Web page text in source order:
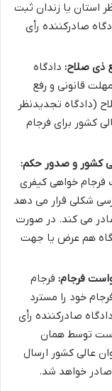
استان یا زندان ثبت
صادرکننده رأی
دادگاه
قانونی و رفع
(دادگاه تجدیدنظر
کشور برای فرجام
خواهی کیفری
بررسی شکلی قرار می دهد
صادر می کند. در صورت
هم عرض یا جهت
فرجام
خود را مسترد
صادرکننده رأی
توسط همان
عالی کشور ارسال
خواهد شد.